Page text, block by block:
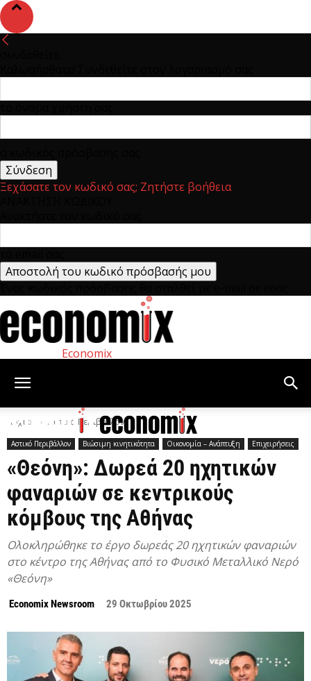
Ξεχάσατε τον κωδικό σας; Ζητήστε βοήθεια
Economix
Αρχική Αστικό Περιβάλλον
Αστικό Περιβάλλον Βιώσιμη κινητικότητα Οικονομία – Ανάπτυξη Επιχειρήσεις
«Θεόνη»: Δωρεά 20 ηχητικών
φαναριών σε κεντρικούς
κόμβους της Αθήνας
Ολοκληρώθηκε το έργο δωρεάς 20 ηχητικών φαναριών
στο κέντρο της Αθήνας από το Φυσικό Μεταλλικό Νερό
«Θεόνη»
Economix Newsroom 29 Οκτωβρίου 2025